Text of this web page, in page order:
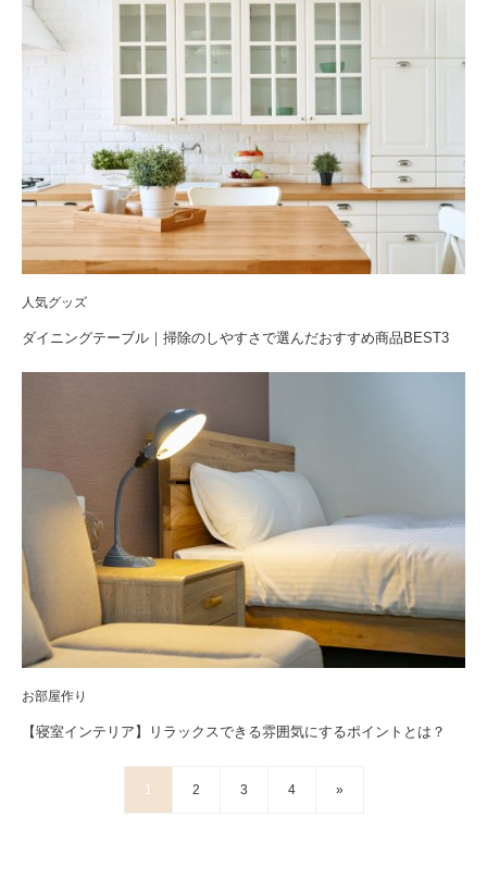
人気グッズ
ダイニングテーブル｜掃除のしやすさで選んだおすすめ商品BEST3
お部屋作り
【寝室インテリア】リラックスできる雰囲気にするポイントとは？
1 2 3 4 »